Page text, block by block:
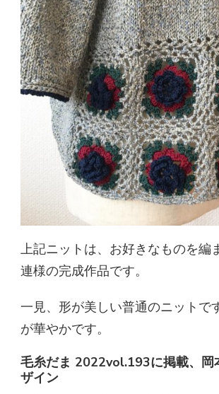
上記ニットは、お好きなものを編
連様の完成作品です。
一見、形が美しい普通のニットで
が華やかです。
毛糸だま 2022vol.193に掲載、岡
ザイン